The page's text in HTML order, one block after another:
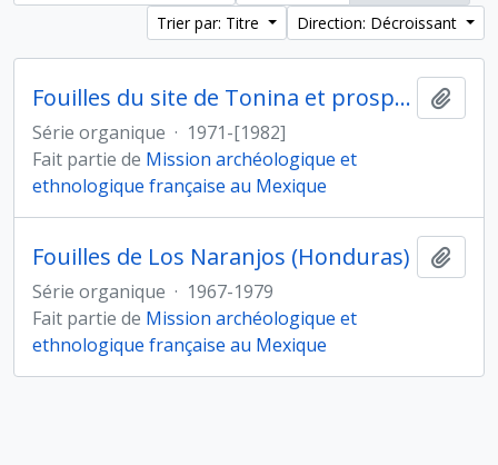
Trier par: Titre
Direction: Décroissant
Fouilles du site de Tonina et prospections dans la vallée d'Ocosingo (Mexique)
Série organique · 1971-[1982]
Fait partie de Mission archéologique et
ethnologique française au Mexique
Fouilles de Los Naranjos (Honduras)
Série organique · 1967-1979
Fait partie de Mission archéologique et
ethnologique française au Mexique